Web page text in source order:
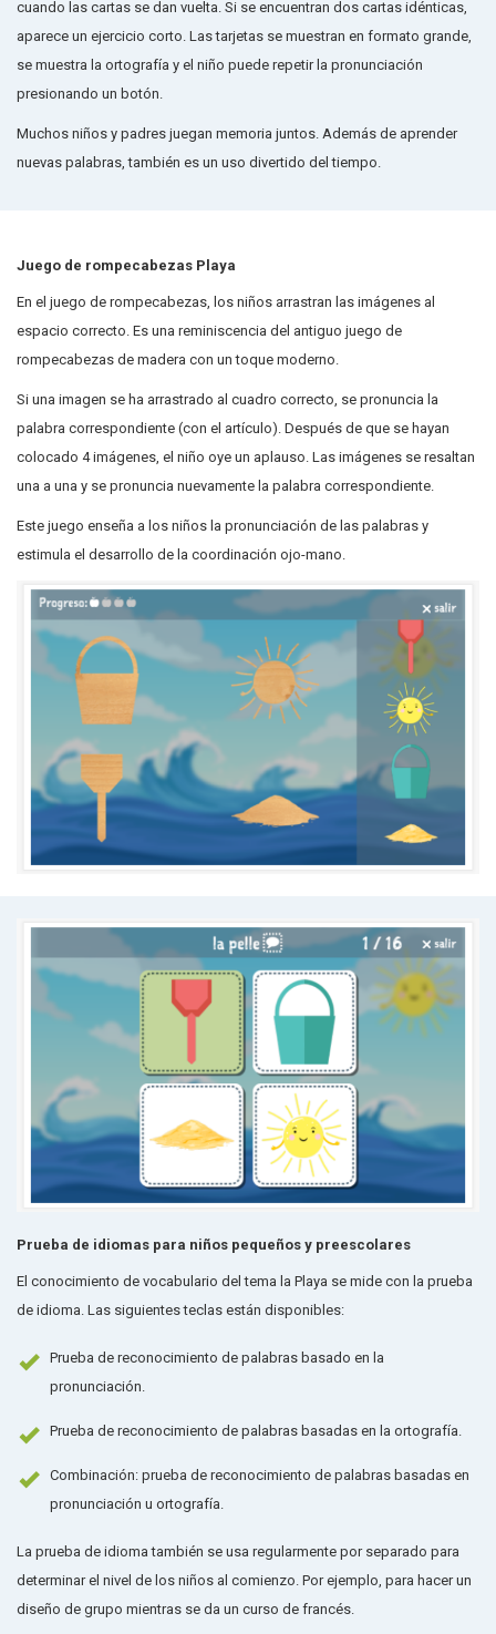
cuando las cartas se dan vuelta. Si se encuentran dos cartas idénticas,
aparece un ejercicio corto. Las tarjetas se muestran en formato grande,
se muestra la ortografía y el niño puede repetir la pronunciación
presionando un botón.
Muchos niños y padres juegan memoria juntos. Además de aprender
nuevas palabras, también es un uso divertido del tiempo.
Juego de rompecabezas Playa
En el juego de rompecabezas, los niños arrastran las imágenes al
espacio correcto. Es una reminiscencia del antiguo juego de
rompecabezas de madera con un toque moderno.
Si una imagen se ha arrastrado al cuadro correcto, se pronuncia la
palabra correspondiente (con el artículo). Después de que se hayan
colocado 4 imágenes, el niño oye un aplauso. Las imágenes se resaltan
una a una y se pronuncia nuevamente la palabra correspondiente.
Este juego enseña a los niños la pronunciación de las palabras y
estimula el desarrollo de la coordinación ojo-mano.
Prueba de idiomas para niños pequeños y preescolares
El conocimiento de vocabulario del tema la Playa se mide con la prueba
de idioma. Las siguientes teclas están disponibles:
Prueba de reconocimiento de palabras basado en la
pronunciación.
Prueba de reconocimiento de palabras basadas en la ortografía.
Combinación: prueba de reconocimiento de palabras basadas en
pronunciación u ortografía.
La prueba de idioma también se usa regularmente por separado para
determinar el nivel de los niños al comienzo. Por ejemplo, para hacer un
diseño de grupo mientras se da un curso de francés.